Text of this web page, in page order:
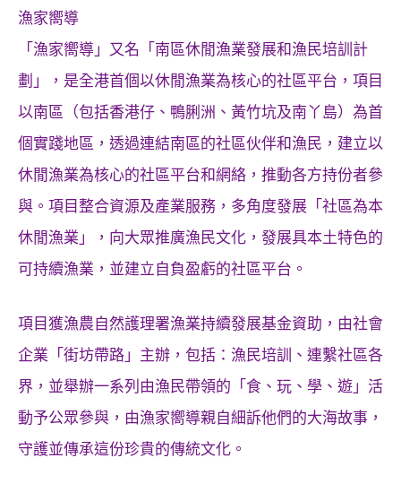
漁家嚮導
「漁家嚮導」又名「南區休閒漁業發展和漁民培訓計
劃」，是全港首個以休閒漁業為核心的社區平台，項目
以南區（包括香港仔、鴨脷洲、黃竹坑及南丫島）為首
個實踐地區，透過連結南區的社區伙伴和漁民，建立以
休閒漁業為核心的社區平台和網絡，推動各方持份者參
與。項目整合資源及產業服務，多角度發展「社區為本
休閒漁業」，向大眾推廣漁民文化，發展具本土特色的
可持續漁業，並建立自負盈虧的社區平台。
項目獲漁農自然護理署漁業持續發展基金資助，由社會
企業「街坊帶路」主辦，包括：漁民培訓、連繫社區各
界，並舉辦一系列由漁民帶領的「食、玩、學、遊」活
動予公眾參與，由漁家嚮導親自細訴他們的大海故事，
守護並傳承這份珍貴的傳統文化。